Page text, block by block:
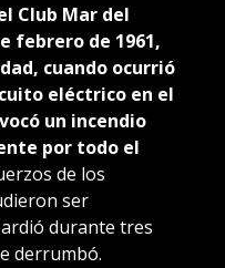
Club Mar del
febrero de 1961,
cuando ocurrió
eléctrico en el
un incendio
por todo el
de los
ser
durante tres
derrumbó.